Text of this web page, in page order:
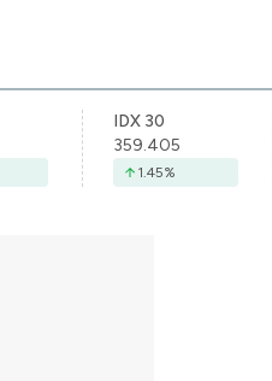
IDX 30
359.405
1.45%